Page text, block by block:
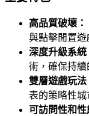
高品質破壞：
與點擊閒置遊
深度升級系統
術，確保持續
雙層遊戲玩法
表的策略性城
可訪問性和性